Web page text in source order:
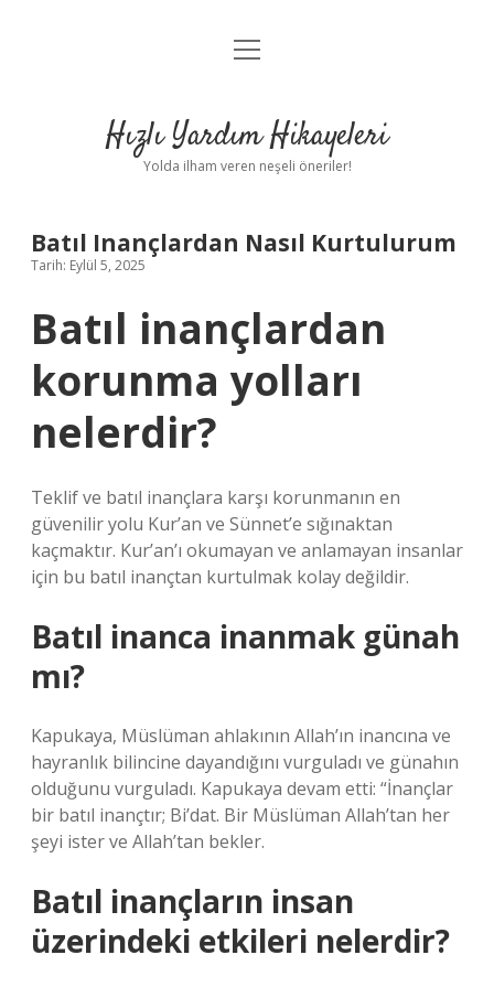
Anasayfa
Yasal Uyarı
menüyü
Hızlı Yardım Hikayeleri
Yolda ilham veren neşeli öneriler!
Batıl Inançlardan Nasıl Kurtulurum
Tarih: Eylül 5, 2025
Batıl inançlardan
korunma yolları
nelerdir?
Teklif ve batıl inançlara karşı korunmanın en
güvenilir yolu Kur’an ve Sünnet’e sığınaktan
kaçmaktır. Kur’an’ı okumayan ve anlamayan insanlar
için bu batıl inançtan kurtulmak kolay değildir.
Batıl inanca inanmak günah
mı?
Kapukaya, Müslüman ahlakının Allah’ın inancına ve
hayranlık bilincine dayandığını vurguladı ve günahın
olduğunu vurguladı. Kapukaya devam etti: “İnançlar
bir batıl inançtır; Bi’dat. Bir Müslüman Allah’tan her
şeyi ister ve Allah’tan bekler.
Batıl inançların insan
üzerindeki etkileri nelerdir?